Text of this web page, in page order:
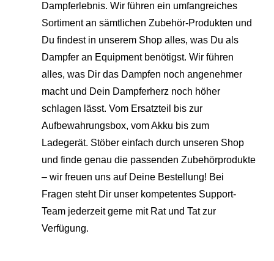
Dampferlebnis. Wir führen ein umfangreiches
Sortiment an sämtlichen Zubehör-Produkten und
Du findest in unserem Shop alles, was Du als
Dampfer an Equipment benötigst. Wir führen
alles, was Dir das Dampfen noch angenehmer
macht und Dein Dampferherz noch höher
schlagen lässt. Vom Ersatzteil bis zur
Aufbewahrungsbox, vom Akku bis zum
Ladegerät. Stöber einfach durch unseren Shop
und finde genau die passenden Zubehörprodukte
– wir freuen uns auf Deine Bestellung! Bei
Fragen steht Dir unser kompetentes Support-
Team jederzeit gerne mit Rat und Tat zur
Verfügung.